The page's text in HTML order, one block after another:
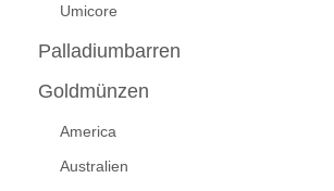
Umicore
Palladiumbarren
Goldmünzen
America
Australien